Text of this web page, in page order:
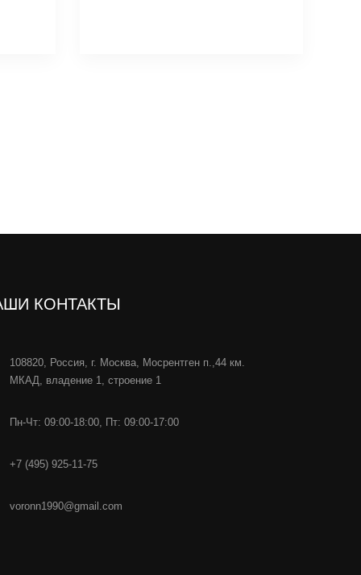
КОНТАКТЫ
108820, Россия, г. Москва, Мосрентген п.,44 км.
МКАД, владение 1, строение 1
Пн-Чт: 09:00-18:00, Пт: 09:00-17:00
+7 (495) 925-11-75
voronn1990@gmail.com